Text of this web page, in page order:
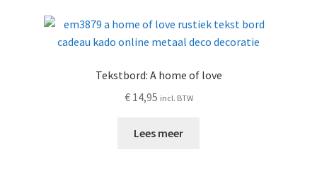
Tekstbord: A home of love
€14,95 incl. BTW
Lees meer